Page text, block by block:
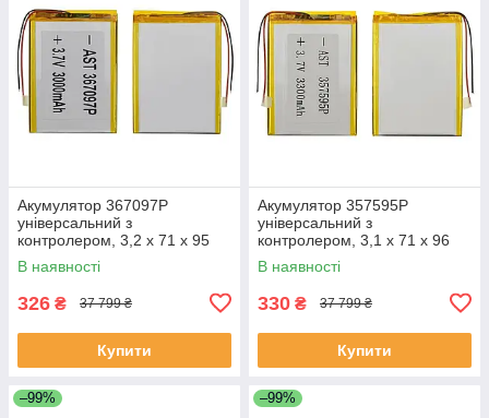
Акумулятор 367097P
універсальний з
контролером, 3,2 х 71 х 95
мм (3000 mAh)/Nomi Corsa
Tablet C070010/Nomi Corsa
В наявності
326 ₴ 37 799 ₴
Купити
Акумулятор 357595P
універсальний з
контролером, 3,1 х 71 х 96
мм (3000 mAh)/ для
смартфона, планшета
В наявності
330 ₴ 37 799 ₴
Купити
–99% –99%